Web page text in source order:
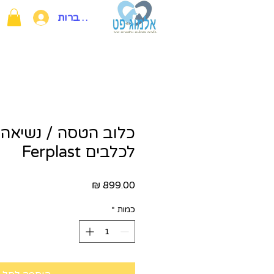
להתחברות
לכלבים Ferplast
כמות *